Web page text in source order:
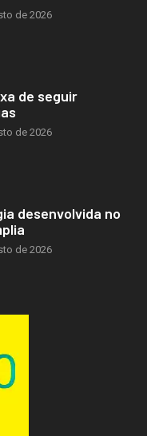
de 2026
de seguir
de 2026
desenvolvida no
de 2026